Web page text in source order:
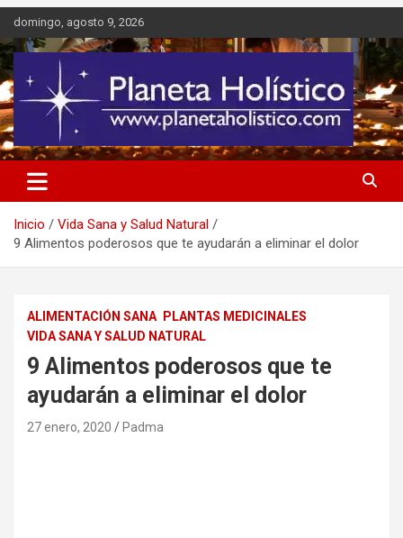
Saltar
contenido
domingo, agosto 9, 2026
Planeta Holístico
Difusión de espiritualidad, terapias alternativas holísticas, cursos,
talleres y seminarios
Inicio
Vida Sana y Salud Natural
9 Alimentos poderosos que te ayudarán a eliminar el dolor
ALIMENTACIÓN SANA
PLANTAS MEDICINALES
VIDA SANA Y SALUD NATURAL
9 Alimentos poderosos que te
ayudarán a eliminar el dolor
27 enero, 2020 Padma